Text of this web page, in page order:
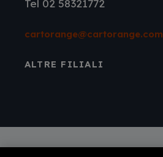
Tel 02 58321772
cartorange@cartorange.com
ALTRE FILIALI